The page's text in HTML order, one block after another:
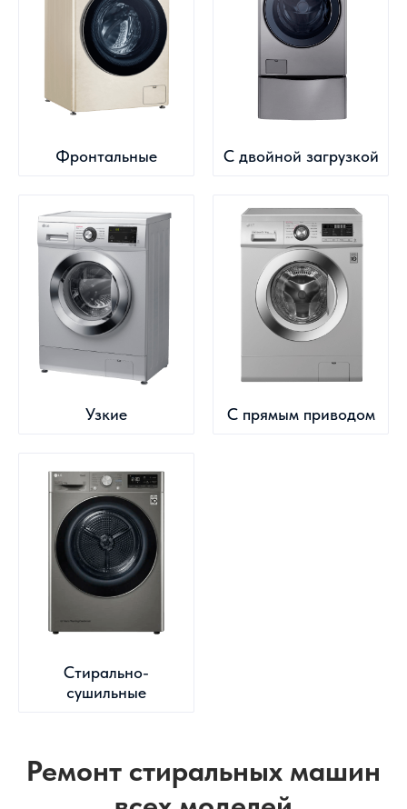
Фронтальные С двойной загрузкой
Узкие С прямым приводом
Стирально-
сушильные
Ремонт стиральных машин